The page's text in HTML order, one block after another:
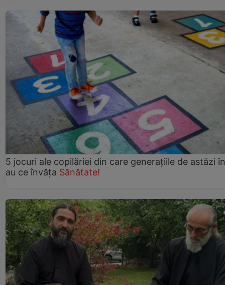
5 jocuri ale copilăriei din care generațiile de astăzi
au ce învăța Sănătate!